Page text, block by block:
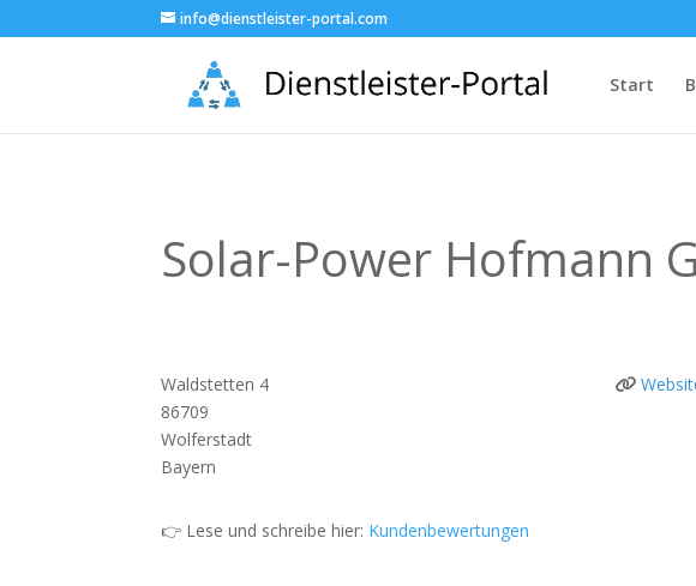
info@dienstleister-portal.com
Start
Solar-Power Hofmann
Waldstetten 4
86709
Wolferstadt
Bayern
👉 Lese und schreibe hier: Kundenbewertungen